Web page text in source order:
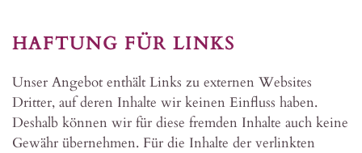
HAFTUNG FÜR LINKS
Unser Angebot enthält Links zu externen Websites
Dritter, auf deren Inhalte wir keinen Einfluss haben.
Deshalb können wir für diese fremden Inhalte auch keine
Gewähr übernehmen. Für die Inhalte der verlinkten